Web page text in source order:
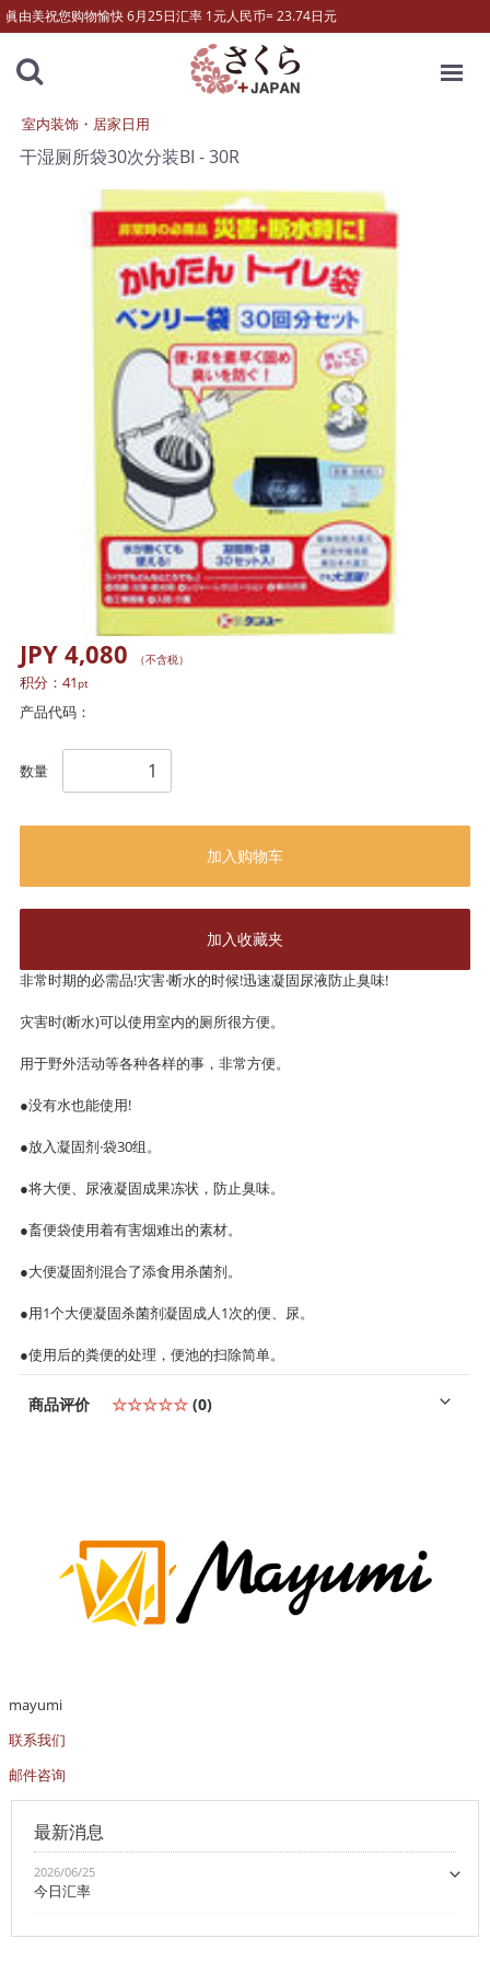
眞由美祝您购物愉快 6月25日汇率 1元人民币= 23.74日元
室内装饰・居家日用
干湿厕所袋30次分装BI - 30R
JPY 4,080 （不含税）
积分： 41pt
产品代码：
数量
加入购物车
加入收藏夹
非常时期的必需品!灾害·断水的时候!迅速凝固尿液防止臭味!
灾害时(断水)可以使用室内的厕所很方便。
用于野外活动等各种各样的事，非常方便。
●没有水也能使用!
●放入凝固剂·袋30组。
●将大便、尿液凝固成果冻状，防止臭味。
●畜便袋使用着有害烟难出的素材。
●大便凝固剂混合了添食用杀菌剂。
●用1个大便凝固杀菌剂凝固成人1次的便、尿。
●使用后的粪便的处理，便池的扫除简单。
商品评价 ☆☆☆☆☆ (0)
mayumi
联系我们
邮件咨询
最新消息
2026/06/25
今日汇率